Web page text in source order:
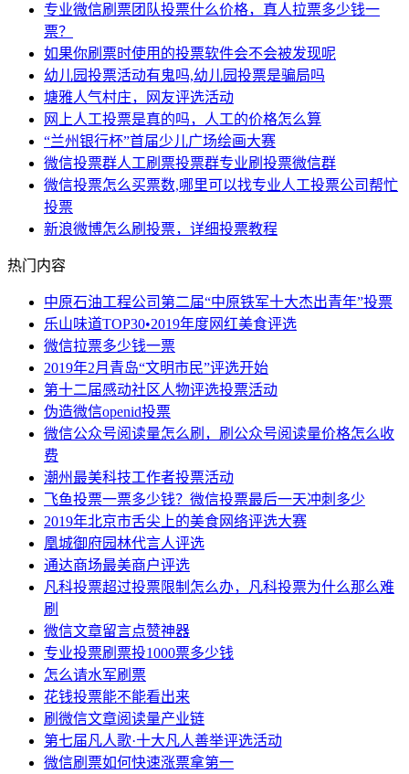
专业微信刷票团队投票什么价格，真人拉票多少钱一
票？
如果你刷票时使用的投票软件会不会被发现呢
幼儿园投票活动有鬼吗,幼儿园投票是骗局吗
塘雅人气村庄，网友评选活动
网上人工投票是真的吗，人工的价格怎么算
“兰州银行杯”首届少儿广场绘画大赛
微信投票群人工刷票投票群专业刷投票微信群
微信投票怎么买票数,哪里可以找专业人工投票公司帮忙
投票
新浪微博怎么刷投票，详细投票教程
热门内容
中原石油工程公司第二届“中原铁军十大杰出青年”投票
乐山味道TOP30•2019年度网红美食评选
微信拉票多少钱一票
2019年2月青岛“文明市民”评选开始
第十二届感动社区人物评选投票活动
伪造微信openid投票
微信公众号阅读量怎么刷，刷公众号阅读量价格怎么收
费
潮州最美科技工作者投票活动
飞鱼投票一票多少钱？微信投票最后一天冲刺多少
2019年北京市舌尖上的美食网络评选大赛
凰城御府园林代言人评选
通达商场最美商户评选
凡科投票超过投票限制怎么办，凡科投票为什么那么难
刷
微信文章留言点赞神器
专业投票刷票投1000票多少钱
怎么请水军刷票
花钱投票能不能看出来
刷微信文章阅读量产业链
第七届凡人歌·十大凡人善举评选活动
微信刷票如何快速涨票拿第一